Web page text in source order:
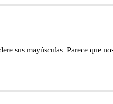
sus mayúsculas. Parece que